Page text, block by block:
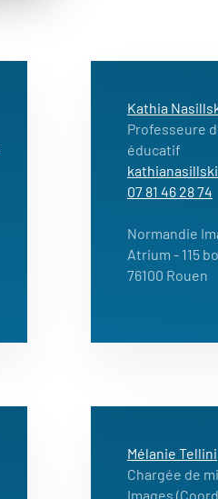
Kathia
Professeure
éducatif
07 81 46 28 74
Normandie
Atrium - 115
76100 Rouen
Mélanie Tellini
Chargée de
Images